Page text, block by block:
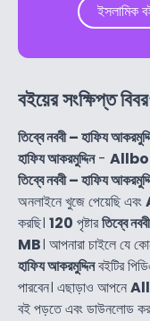
ইসলামিক
বইয়ের সংক্ষিপ্ত
তিব্বে নববী – হাফিয
হাফিয আকরমুদ্দিন-
তিব্বে নববী – হাফিয
অনলাইনে খুজে পেয়েছি এবং
করছি। 120 পৃষ্টারতিব্বে
MB। আপনারা চাইলে যে
হাফিয আকরমুদ্দিনবইটির
পারবেন। এছাড়াও আপনে
বই পড়তে এবং ডাউনলোড